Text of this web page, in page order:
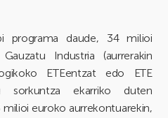
programa daude, 34 milioi
Industria (aurrerakin
ETEentzat edo ETE
sorkuntza ekarriko duten
euroko aurrekontuarekin,